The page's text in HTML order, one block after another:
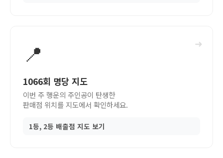
➜
📍
1066회 명당 지도
이번 주 행운의 주인공이 탄생한
판매점 위치를 지도에서 확인하세요.
1등, 2등 배출점 지도 보기